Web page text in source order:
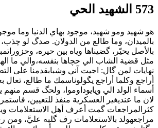
573 الشهيد الحي
هو شهيد ومو شهيد، موجود بهاي الدنيا وما
بالميدان، وما طالع من الدولان. صدگ لو
بالأصل يحيّر، گضيناها وياه بين حيره،
مثل قضية الشاب الي حچاها بنفسه،والي ما
نهايات لمن گال: اجيت آني وشبابقدمنا على
أراجع وكلما أراجع يگولوناسمك ما طالع،
أسماء الولد الي ويايوداوموا، ولحگ قسم منهم
لان ما عنديغير العسكرية منفذ للتعيين،
كثرالمراجعات گمت أعرف أهل الاستعلامات
مراجعهولد بالاستعلامات رف گلبه عليَّ، ومن